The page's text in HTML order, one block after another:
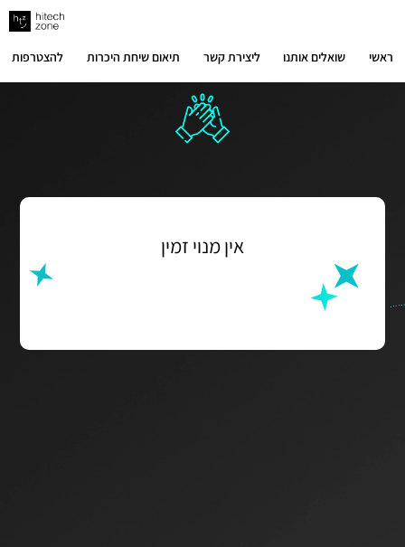
ראשי שואלים אותנו ליצירת קשר תיאום שיחת היכרות להצטרפות
אין מנוי זמין